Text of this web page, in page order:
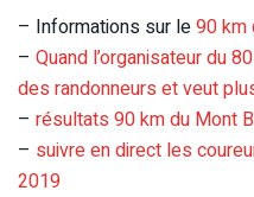
– Informations sur le90 km
– Quand l’organisateur du
des randonneurs et veut
– résultats 90 km du Mont
– suivre en direct les
2019